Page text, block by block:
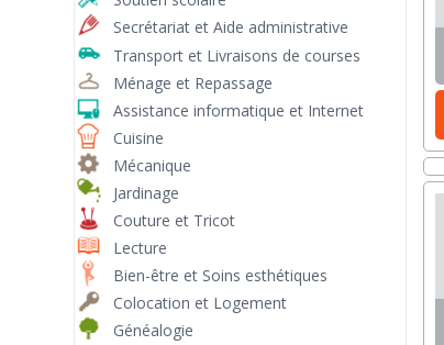
Secrétariat et Aide administrative
Transport et Livraisons de courses
Ménage et Repassage
Assistance informatique et Internet
Cuisine
Mécanique
Jardinage
Couture et Tricot
Lecture
Bien-être et Soins esthétiques
Colocation et Logement
Généalogie